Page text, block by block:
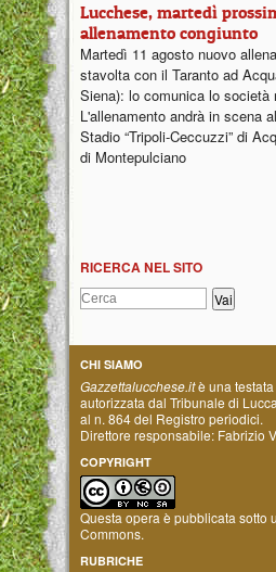
Lucchese, martedì
allenamento congiunto
Martedì 11 agosto nuovo
stavolta con il Taranto ad
Siena): lo comunica lo società
L'allenamento andrà in scena
Stadio “Tripoli-Ceccuzzi” di
di Montepulciano
RICERCA NEL SITO
CHI SIAMO
Gazzettalucchese.itè una
autorizzata dal Tribunale di
al n. 864 del Registro periodici.
Direttore responsabile: Fabrizio
COPYRIGHT
Questa opera è pubblicata sotto
Commons.
RUBRICHE